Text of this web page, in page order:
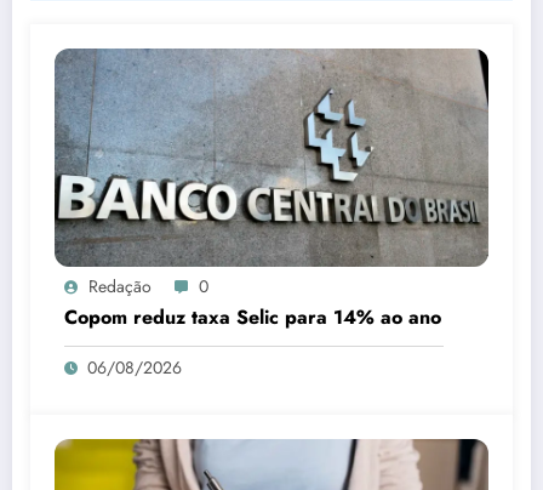
Redação 0
Copom reduz taxa Selic para 14% ao ano
06/08/2026